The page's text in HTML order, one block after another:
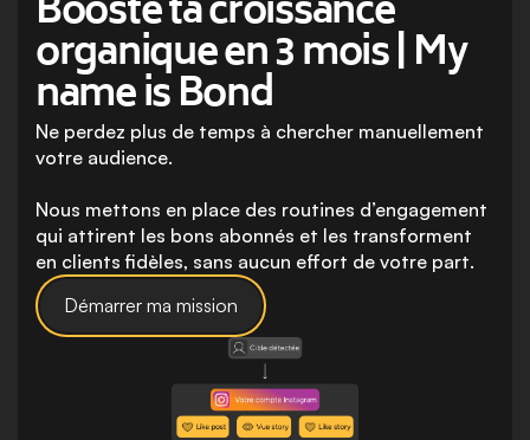
Booste ta croissance
organique en 3 mois | My
name is Bond
Ne perdez plus de temps à chercher manuellement
votre audience.
Nous mettons en place des routines d’engagement
qui attirent les bons abonnés et les transforment
en clients fidèles, sans aucun effort de votre part.
Démarrer ma mission